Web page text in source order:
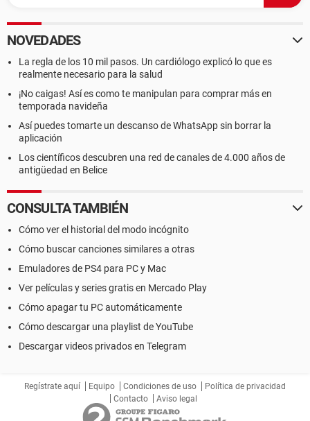
NOVEDADES
La regla de los 10 mil pasos. Un cardiólogo explicó lo que es
realmente necesario para la salud
¡No caigas! Así es como te manipulan para comprar más en
temporada navideña
Así puedes tomarte un descanso de WhatsApp sin borrar la
aplicación
Los científicos descubren una red de canales de 4.000 años de
antigüedad en Belice
CONSULTA TAMBIÉN
Cómo ver el historial del modo incógnito
Cómo buscar canciones similares a otras
Emuladores de PS4 para PC y Mac
Ver películas y series gratis en Mercado Play
Cómo apagar tu PC automáticamente
Cómo descargar una playlist de YouTube
Descargar videos privados en Telegram
Regístrate aquí Equipo Condiciones de uso
Política de privacidad
Contacto
Aviso legal